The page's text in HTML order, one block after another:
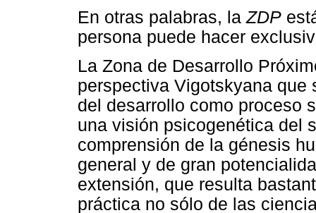
En otras palabras, laZDP
persona puede hacer
La Zona de Desarrollo
perspectiva Vigotskyana que
del desarrollo como proceso
una visión psicogenética del
comprensión de la génesis
general y de gran
extensión, que resulta
práctica no sólo de las